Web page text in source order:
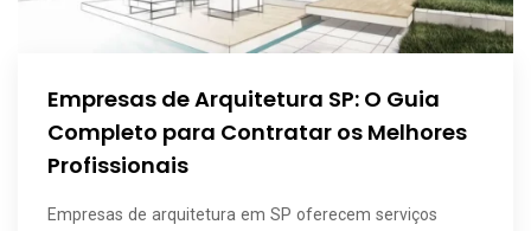
Empresas de Arquitetura SP: O Guia
Completo para Contratar os Melhores
Profissionais
Empresas de arquitetura em SP oferecem serviços